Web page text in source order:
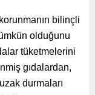
bilinçli
olduğunu
tüketmelerini
gıdalardan,
durmaları